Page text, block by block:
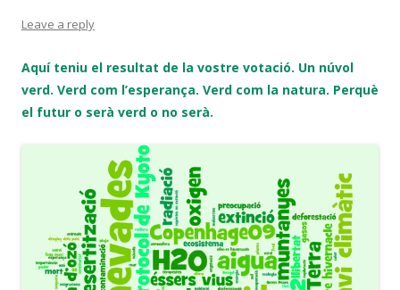
Leave a reply
Aquí teniu el resultat de la vostre votació. Un núvol
verd. Verd com l’esperança. Verd com la natura. Perquè
el futur o serà verd o no serà.